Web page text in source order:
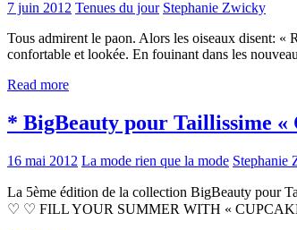
7 juin 2012 Tenues du jour Stephanie Zwicky
Tous admirent le paon. Alors les oiseaux disent: «
confortable et lookée. En fouinant dans les
Read more
* BigBeauty pour Taillissime «
16 mai 2012 La mode rien que la mode Stephanie
La 5ème édition de la collection BigBeauty pour
♡ ♡ FILL YOUR SUMMER WITH « CUPCAKE »